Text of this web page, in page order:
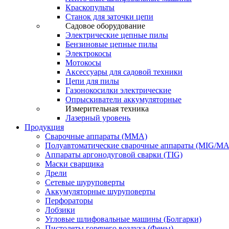
Краскопульты
Станок для заточки цепи
Садовое оборудование
Электрические цепные пилы
Бензиновые цепные пилы
Электрокосы
Мотокосы
Аксессуары для садовой техники
Цепи для пилы
Газонокосилки электрические
Опрыскиватели аккумуляторные
Измерительная техника
Лазерный уровень
Продукция
Сварочные аппараты (ММА)
Полуавтоматические сварочные аппараты (MIG/
Аппараты аргонодуговой сварки (TIG)
Маски сварщика
Дрели
Сетевые шуруповерты
Аккумуляторные шуруповерты
Перфораторы
Лобзики
Угловые шлифовальные машины (Болгарки)